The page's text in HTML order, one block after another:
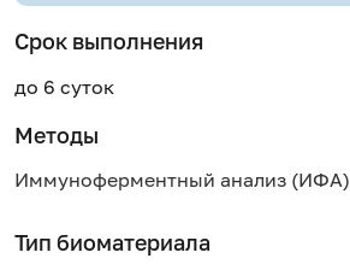
Срок выполнения
до 6 суток
Методы
Иммуноферментный анализ (ИФА)
Тип биоматериала